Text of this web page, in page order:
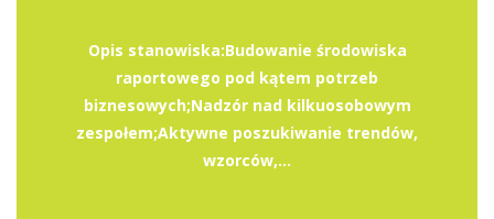
Opis stanowiska:Budowanie środowiska
raportowego pod kątem potrzeb
biznesowych;Nadzór nad kilkuosobowym
zespołem;Aktywne poszukiwanie trendów,
wzorców,...